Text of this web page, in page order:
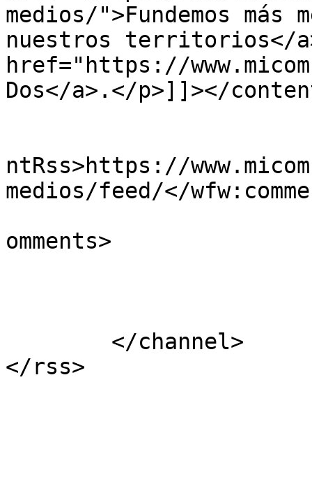
medios/">Fundemos más
nuestros territorios</
href="https://
Dos</a>.</p>]]></
ntRss>https://
medios/feed/</
omments>